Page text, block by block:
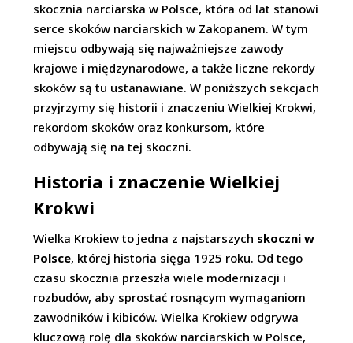
skocznia narciarska w Polsce, która od lat stanowi
serce skoków narciarskich w Zakopanem. W tym
miejscu odbywają się najważniejsze zawody
krajowe i międzynarodowe, a także liczne rekordy
skoków są tu ustanawiane. W poniższych sekcjach
przyjrzymy się historii i znaczeniu Wielkiej Krokwi,
rekordom skoków oraz konkursom, które
odbywają się na tej skoczni.
Historia i znaczenie Wielkiej
Krokwi
Wielka Krokiew to jedna z najstarszych skoczni w
Polsce, której historia sięga 1925 roku. Od tego
czasu skocznia przeszła wiele modernizacji i
rozbudów, aby sprostać rosnącym wymaganiom
zawodników i kibiców. Wielka Krokiew odgrywa
kluczową rolę dla skoków narciarskich w Polsce,